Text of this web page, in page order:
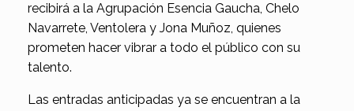
recibirá a la Agrupación Esencia Gaucha, Chelo
Navarrete, Ventolera y Jona Muñoz, quienes
prometen hacer vibrar a todo el público con su
talento.
Las entradas anticipadas ya se encuentran a la